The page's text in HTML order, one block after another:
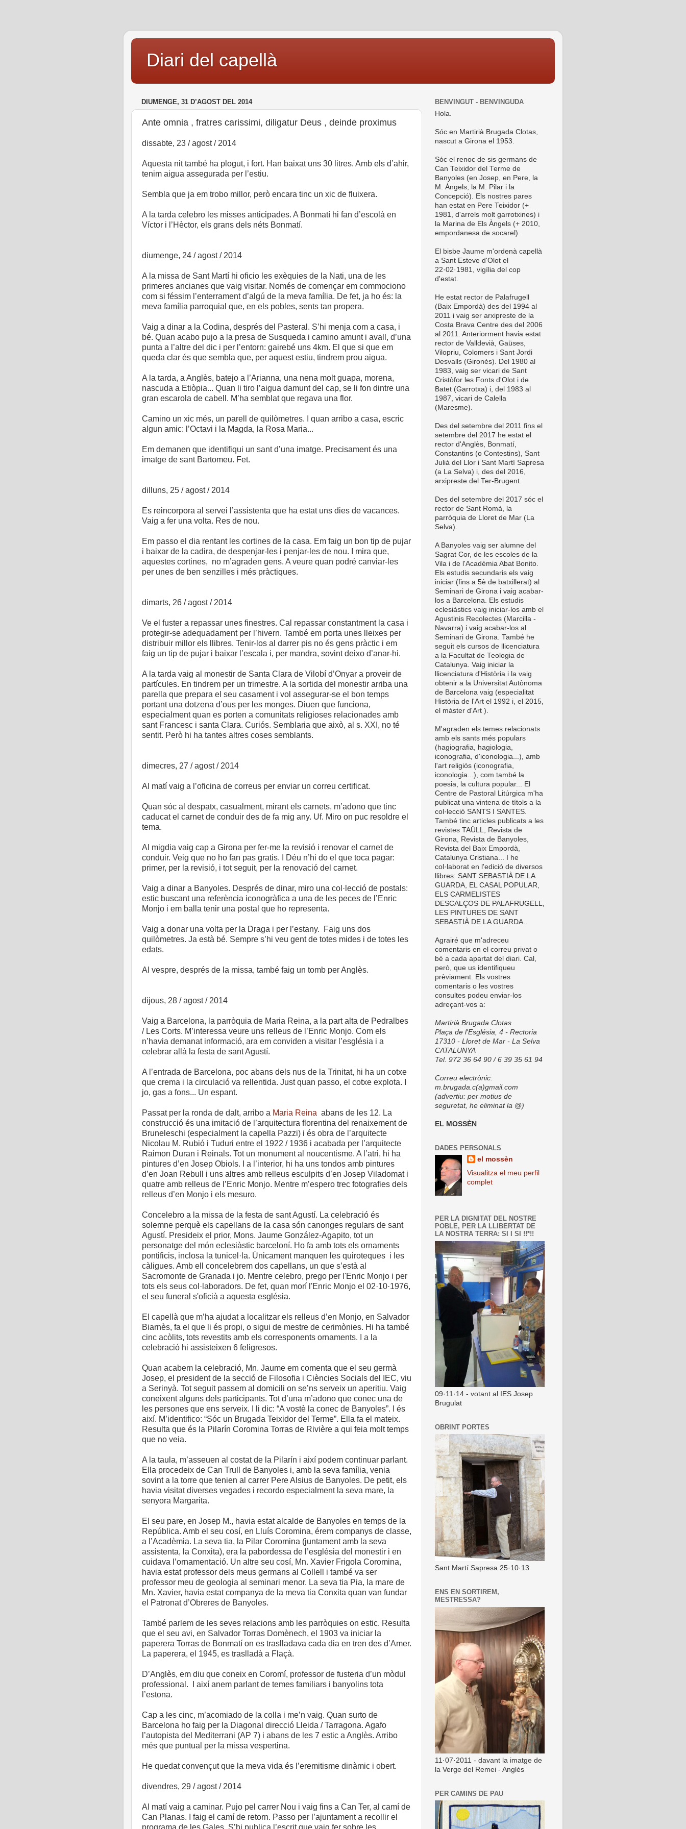
Diari del capellà
DIUMENGE, 31 D’AGOST DEL 2014
Ante omnia , fratres carissimi, diligatur Deus , deinde proximus
dissabte, 23 / agost / 2014
Aquesta nit també ha plogut, i fort. Han baixat uns 30 litres. Amb els d’ahir,
tenim aigua assegurada per l’estiu.
Sembla que ja em trobo millor, però encara tinc un xic de fluixera.
A la tarda celebro les misses anticipades. A Bonmatí hi fan d’escolà en
Víctor i l’Hèctor, els grans dels néts Bonmatí.
diumenge, 24 / agost / 2014
A la missa de Sant Martí hi oficio les exèquies de la Nati, una de les
primeres ancianes que vaig visitar. Només de començar em commociono
com si féssim l’enterrament d’algú de la meva família. De fet, ja ho és: la
meva família parroquial que, en els pobles, sents tan propera.
Vaig a dinar a la Codina, després del Pasteral. S’hi menja com a casa, i
bé. Quan acabo pujo a la presa de Susqueda i camino amunt i avall, d’una
punta a l’altre del dic i per l’entorn: gairebé uns 4km. El que si que em
queda clar és que sembla que, per aquest estiu, tindrem prou aigua.
A la tarda, a Anglès, batejo a l’Arianna, una nena molt guapa, morena,
nascuda a Etiòpia... Quan li tiro l’aigua damunt del cap, se li fon dintre una
gran escarola de cabell. M’ha semblat que regava una flor.
Camino un xic més, un parell de quilòmetres. I quan arribo a casa, escric
algun amic: l’Octavi i la Magda, la Rosa Maria...
Em demanen que identifiqui un sant d’una imatge. Precisament és una
imatge de sant Bartomeu. Fet.
dilluns, 25 / agost / 2014
Es reincorpora al servei l’assistenta que ha estat uns dies de vacances.
Vaig a fer una volta. Res de nou.
Em passo el dia rentant les cortines de la casa. Em faig un bon tip de pujar
i baixar de la cadira, de despenjar-les i penjar-les de nou. I mira que,
aquestes cortines, no m’agraden gens. A veure quan podré canviar-les
per unes de ben senzilles i més pràctiques.
dimarts, 26 / agost / 2014
Ve el fuster a repassar unes finestres. Cal repassar constantment la casa i
protegir-se adequadament per l’hivern. També em porta unes lleixes per
distribuir millor els llibres. Tenir-los al darrer pis no és gens pràctic i em
faig un tip de pujar i baixar l’escala i, per mandra, sovint deixo d’anar-hi.
A la tarda vaig al monestir de Santa Clara de Vilobí d’Onyar a proveir de
partícules. En tindrem per un trimestre. A la sortida del monestir arriba una
parella que prepara el seu casament i vol assegurar-se el bon temps
portant una dotzena d’ous per les monges. Diuen que funciona,
especialment quan es porten a comunitats religioses relacionades amb
sant Francesc i santa Clara. Curiós. Semblaria que això, al s. XXI, no té
sentit. Però hi ha tantes altres coses semblants.
dimecres, 27 / agost / 2014
Al matí vaig a l’oficina de correus per enviar un correu certificat.
Quan sóc al despatx, casualment, mirant els carnets, m’adono que tinc
caducat el carnet de conduir des de fa mig any. Uf. Miro on puc resoldre el
tema.
Al migdia vaig cap a Girona per fer-me la revisió i renovar el carnet de
conduir. Veig que no ho fan pas gratis. I Déu n’hi do el que toca pagar:
primer, per la revisió, i tot seguit, per la renovació del carnet.
Vaig a dinar a Banyoles. Després de dinar, miro una col·lecció de postals:
estic buscant una referència iconogràfica a una de les peces de l’Enric
Monjo i em balla tenir una postal que ho representa.
Vaig a donar una volta per la Draga i per l’estany. Faig uns dos
quilòmetres. Ja està bé. Sempre s’hi veu gent de totes mides i de totes les
edats.
Al vespre, després de la missa, també faig un tomb per Anglès.
dijous, 28 / agost / 2014
Vaig a Barcelona, la parròquia de Maria Reina, a la part alta de Pedralbes
/ Les Corts. M’interessa veure uns relleus de l’Enric Monjo. Com els
n’havia demanat informació, ara em conviden a visitar l’església i a
celebrar allà la festa de sant Agustí.
A l’entrada de Barcelona, poc abans dels nus de la Trinitat, hi ha un cotxe
que crema i la circulació va rellentida. Just quan passo, el cotxe explota. I
jo, gas a fons... Un espant.
Passat per la ronda de dalt, arribo a Maria Reina abans de les 12. La
construcció és una imitació de l’arquitectura florentina del renaixement de
Bruneleschi (especialment la capella Pazzi) i és obra de l’arquitecte
Nicolau M. Rubió i Tuduri entre el 1922 / 1936 i acabada per l’arquitecte
Raimon Duran i Reinals. Tot un monument al noucentisme. A l’atri, hi ha
pintures d’en Josep Obiols. I a l’interior, hi ha uns tondos amb pintures
d’en Joan Rebull i uns altres amb relleus esculpits d’en Josep Viladomat i
quatre amb relleus de l’Enric Monjo. Mentre m’espero trec fotografies dels
relleus d’en Monjo i els mesuro.
Concelebro a la missa de la festa de sant Agustí. La celebració és
solemne perquè els capellans de la casa són canonges regulars de sant
Agustí. Presideix el prior, Mons. Jaume González-Agapito, tot un
personatge del món eclesiàstic barceloní. Ho fa amb tots els ornaments
pontificis, inclosa la tunicel·la. Únicament manquen les quiroteques i les
càligues. Amb ell concelebrem dos capellans, un que s’està al
Sacromonte de Granada i jo. Mentre celebro, prego per l'Enric Monjo i per
tots els seus col·laboradors. De fet, quan morí l'Enric Monjo el 02·10·1976,
el seu funeral s'oficià a aquesta església.
El capellà que m’ha ajudat a localitzar els relleus d’en Monjo, en Salvador
Biarnès, fa el que li és propi, o sigui de mestre de cerimònies. Hi ha també
cinc acòlits, tots revestits amb els corresponents ornaments. I a la
celebració hi assisteixen 6 feligresos.
Quan acabem la celebració, Mn. Jaume em comenta que el seu germà
Josep, el president de la secció de Filosofia i Ciències Socials del IEC, viu
a Serinyà. Tot seguit passem al domicili on se’ns serveix un aperitiu. Vaig
coneixent alguns dels participants. Tot d’una m’adono que conec una de
les persones que ens serveix. I li dic: “A vostè la conec de Banyoles”. I és
així. M’identifico: “Sóc un Brugada Teixidor del Terme”. Ella fa el mateix.
Resulta que és la Pilarín Coromina Torras de Rivière a qui feia molt temps
que no veia.
A la taula, m’asseuen al costat de la Pilarín i així podem continuar parlant.
Ella procedeix de Can Trull de Banyoles i, amb la seva família, venia
sovint a la torre que tenien al carrer Pere Alsius de Banyoles. De petit, els
havia visitat diverses vegades i recordo especialment la seva mare, la
senyora Margarita.
El seu pare, en Josep M., havia estat alcalde de Banyoles en temps de la
República. Amb el seu cosí, en Lluís Coromina, érem companys de classe,
a l’Acadèmia. La seva tia, la Pilar Coromina (juntament amb la seva
assistenta, la Conxita), era la pabordessa de l’església del monestir i en
cuidava l’ornamentació. Un altre seu cosí, Mn. Xavier Frigola Coromina,
havia estat professor dels meus germans al Collell i també va ser
professor meu de geologia al seminari menor. La seva tia Pia, la mare de
Mn. Xavier, havia estat companya de la meva tia Conxita quan van fundar
el Patronat d’Obreres de Banyoles.
També parlem de les seves relacions amb les parròquies on estic. Resulta
que el seu avi, en Salvador Torras Domènech, el 1903 va iniciar la
paperera Torras de Bonmatí on es traslladava cada dia en tren des d’Amer.
La paperera, el 1945, es traslladà a Flaçà.
D’Anglès, em diu que coneix en Coromí, professor de fusteria d’un mòdul
professional. I així anem parlant de temes familiars i banyolins tota
l’estona.
Cap a les cinc, m’acomiado de la colla i me’n vaig. Quan surto de
Barcelona ho faig per la Diagonal direcció Lleida / Tarragona. Agafo
l’autopista del Mediterrani (AP 7) i abans de les 7 estic a Anglès. Arribo
més que puntual per la missa vespertina.
He quedat convençut que la meva vida és l’eremitisme dinàmic i obert.
divendres, 29 / agost / 2014
Al matí vaig a caminar. Pujo pel carrer Nou i vaig fins a Can Ter, al camí de
Can Planas. I faig el camí de retorn. Passo per l’ajuntament a recollir el
programa de les Gales. S’hi publica l’escrit que vaig fer sobre les
BENVINGUT - BENVINGUDA
Hola.
Sóc en Martirià Brugada Clotas,
nascut a Girona el 1953.
Sóc el renoc de sis germans de
Can Teixidor del Terme de
Banyoles (en Josep, en Pere, la
M. Àngels, la M. Pilar i la
Concepció). Els nostres pares
han estat en Pere Teixidor (+
1981, d'arrels molt garrotxines) i
la Marina de Els Àngels (+ 2010,
empordanesa de socarel).
El bisbe Jaume m'ordenà capellà
a Sant Esteve d'Olot el
22·02·1981, vigília del cop
d'estat.
He estat rector de Palafrugell
(Baix Empordà) des del 1994 al
2011 i vaig ser arxipreste de la
Costa Brava Centre des del 2006
al 2011. Anteriorment havia estat
rector de Valldevià, Gaüses,
Vilopriu, Colomers i Sant Jordi
Desvalls (Gironès). Del 1980 al
1983, vaig ser vicari de Sant
Cristòfor les Fonts d'Olot i de
Batet (Garrotxa) i, del 1983 al
1987, vicari de Calella
(Maresme).
Des del setembre del 2011 fins el
setembre del 2017 he estat el
rector d'Anglès, Bonmatí,
Constantins (o Contestins), Sant
Julià del Llor i Sant Martí Sapresa
(a La Selva) i, des del 2016,
arxipreste del Ter-Brugent.
Des del setembre del 2017 sóc el
rector de Sant Romà, la
parròquia de Lloret de Mar (La
Selva).
A Banyoles vaig ser alumne del
Sagrat Cor, de les escoles de la
Vila i de l'Acadèmia Abat Bonito.
Els estudis secundaris els vaig
iniciar (fins a 5è de batxillerat) al
Seminari de Girona i vaig acabar-
los a Barcelona. Els estudis
eclesiàstics vaig iniciar-los amb el
Agustinis Recolectes (Marcilla -
Navarra) i vaig acabar-los al
Seminari de Girona. També he
seguit els cursos de llicenciatura
a la Facultat de Teologia de
Catalunya. Vaig iniciar la
llicenciatura d'Història i la vaig
obtenir a la Universitat Autònoma
de Barcelona vaig (especialitat
Història de l'Art el 1992 i, el 2015,
el màster d'Art ).
M'agraden els temes relacionats
amb els sants més populars
(hagiografia, hagiologia,
iconografia, d'iconologia...), amb
l'art religiós (iconografia,
iconologia...), com també la
poesia, la cultura popular... El
Centre de Pastoral Litúrgica m'ha
publicat una vintena de títols a la
col·lecció SANTS I SANTES.
També tinc articles publicats a les
revistes TAÜLL, Revista de
Girona, Revista de Banyoles,
Revista del Baix Empordà,
Catalunya Cristiana... I he
col·laborat en l'edició de diversos
llibres: SANT SEBASTIÀ DE LA
GUARDA, EL CASAL POPULAR,
ELS CARMELISTES
DESCALÇOS DE PALAFRUGELL,
LES PINTURES DE SANT
SEBASTIÀ DE LA GUARDA..
Agrairé que m'adreceu
comentaris en el correu privat o
bé a cada apartat del diari. Cal,
però, que us identifiqueu
prèviament. Els vostres
comentaris o les vostres
consultes podeu enviar-los
adreçant-vos a:
Martirià Brugada Clotas
Plaça de l'Església, 4 - Rectoria
17310 - Lloret de Mar - La Selva
CATALUNYA
Tel. 972 36 64 90 / 6 39 35 61 94
Correu electrònic:
m.brugada.c(a)gmail.com
(advertiu: per motius de
seguretat, he eliminat la @)
EL MOSSÈN
DADES PERSONALS
el mossèn
Visualitza el meu perfil
complet
PER LA DIGNITAT DEL NOSTRE
POBLE, PER LA LLIBERTAT DE
LA NOSTRA TERRA: SI I SI !!*!!
09·11·14 - votant al IES Josep
Brugulat
OBRINT PORTES
Sant Martí Sapresa 25·10·13
ENS EN SORTIREM,
MESTRESSA?
11·07·2011 - davant la imatge de
la Verge del Remei - Anglès
PER CAMINS DE PAU